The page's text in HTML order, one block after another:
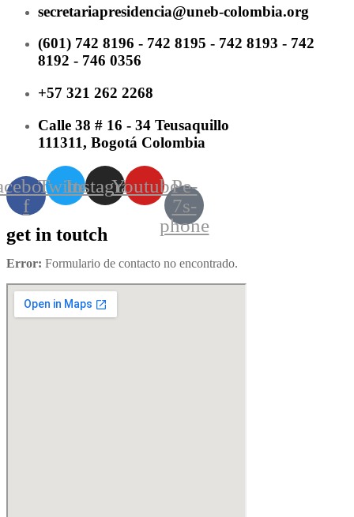
secretariapresidencia@uneb-colombia.org
(601) 742 8196 - 742 8195 - 742 8193 - 742
8192 - 746 0356
+57 321 262 2268
Calle 38 # 16 - 34 Teusaquillo
111311, Bogotá Colombia
f
TwitterInstagramYoutubePe-
7s-
phone
get in toutch
Error: Formulario de contacto no encontrado.